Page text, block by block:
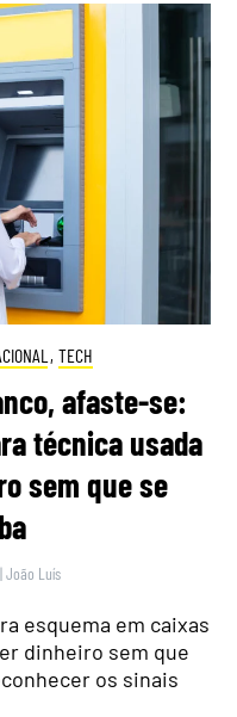
, TECH
afaste-se:
técnica usada
sem que se
|João Luís
esquema em caixas
dinheiro sem que
os sinais